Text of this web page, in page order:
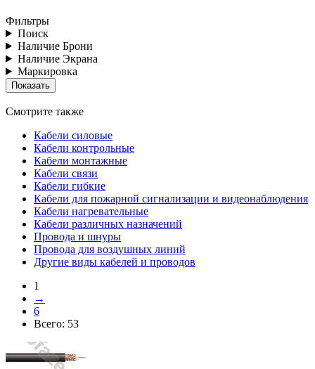
Фильтры
Поиск
Наличие Брони
Наличие Экрана
Маркировка
Смотрите также
Кабели силовые
Кабели контрольные
Кабели монтажные
Кабели связи
Кабели гибкие
Кабели для пожарной сигнализации и видеонаблюдения
Кабели нагревательные
Кабели различных назначений
Провода и шнуры
Провода для воздушных линий
Другие виды кабелей и проводов
1
→
6
Всего: 53